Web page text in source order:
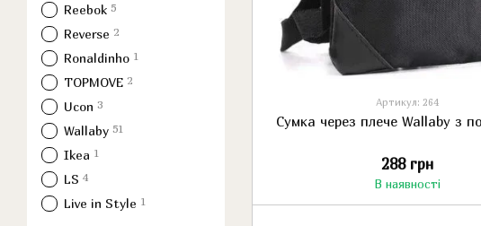
Артикул: 264
Сумка через плече Wallaby з
288 грн
В наявності
Reebok 5
Reverse 2
Ronaldinho 1
TOPMOVE 2
Ucon 3
Wallaby 51
Ikea 1
LS 4
Live in Style 1